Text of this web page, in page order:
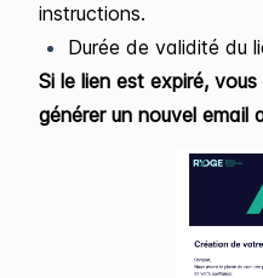
instructions.
Durée de validité du
Si le lien est expiré,
générer un nouvel email